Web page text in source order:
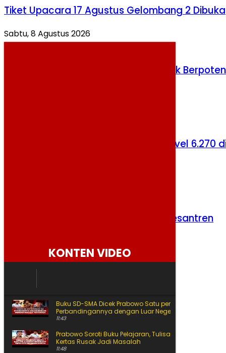
Tiket Upacara 17 Agustus Gelombang 2 Dibuka
Sabtu, 8 Agustus 2026
Gempa M 5,9 Guncang Pulau Doi, Tak
Sesi I Berakhir Positif, IHSG Naik ke Level 6.270
Pemerintah Bangun 10.000 MCK di Pesantren
KONTEN VIDEO
Buku SD-SMA Dicek Prabowo Satu per Satu, Begini
Perbandingannya dengan Luar Negeri
11:43
Prabowo Soroti Buku Pelajaran, Tulisan Kecil hingga
Kertas Rusak Jadi Masalah
11:48